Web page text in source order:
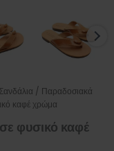
/ Παραδοσιακά
καφέ χρώμα
φυσικό καφέ